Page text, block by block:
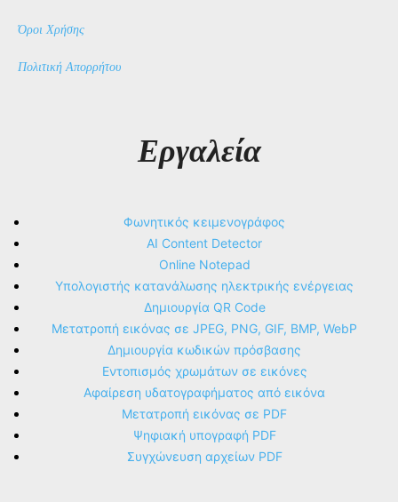
Όροι Χρήσης
Πολιτική Απορρήτου
Εργαλεία
Φωνητικός κειμενογράφος
AI Content Detector
Online Notepad
Υπολογιστής κατανάλωσης ηλεκτρικής ενέργειας
Δημιουργία QR Code
Μετατροπή εικόνας σε JPEG, PNG, GIF, BMP, WebP
Δημιουργία κωδικών πρόσβασης
Εντοπισμός χρωμάτων σε εικόνες
Αφαίρεση υδατογραφήματος από εικόνα
Μετατροπή εικόνας σε PDF
Ψηφιακή υπογραφή PDF
Συγχώνευση αρχείων PDF